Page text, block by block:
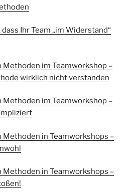
Ihr Team „im Widerstand“
im Teamworkshop –
wirklich nicht verstanden
im Teamworkshop –
in Teamworkshops –
in Teamworkshops –